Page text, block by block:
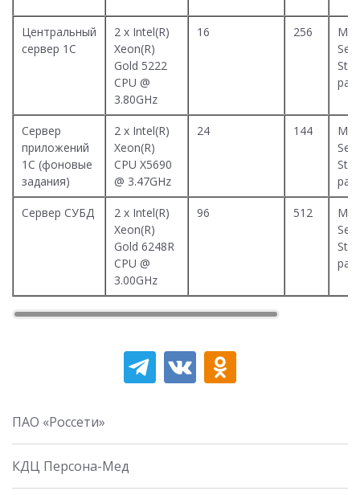
Центральный
сервер 1С
2 x Intel(R)
Xeon(R)
Gold 5222
CPU @
3.80GHz
16 256
Сервер
приложений
1С (фоновые
задания)
2 x Intel(R)
Xeon(R)
CPU X5690
@ 3.47GHz
24 144
Сервер СУБД
2 x Intel(R)
Xeon(R)
Gold 6248R
CPU @
3.00GHz
96 512
ПАО «Россети»
КДЦ Персона-Мед